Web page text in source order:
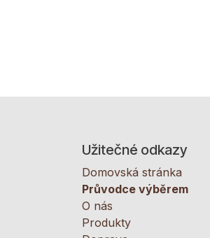
Užitečné odkazy
Domovská stránka
Průvodce výběrem
O nás
Produkty